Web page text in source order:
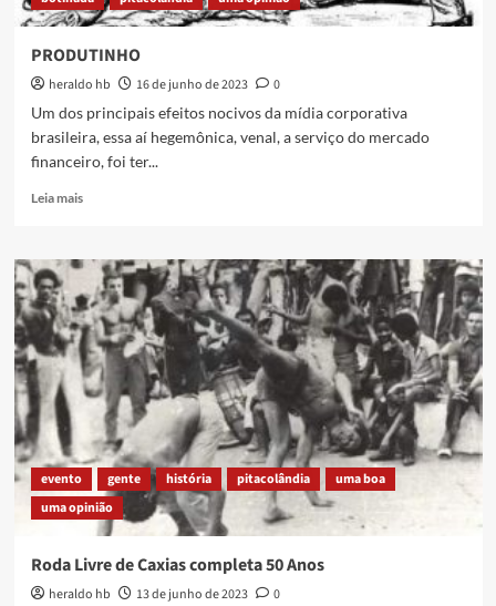
periferia
PRODUTINHO
heraldo hb 16 de junho de 2023
0
Um dos principais efeitos nocivos da mídia corporativa
brasileira, essa aí hegemônica, venal, a serviço do mercado
financeiro, foi ter...
Leia maisRead
PRODUTINHO
evento gente história pitacolândia
uma boa
uma opinião
Roda Livre de Caxias completa 50 Anos
heraldo hb 13 de junho de 2023
0